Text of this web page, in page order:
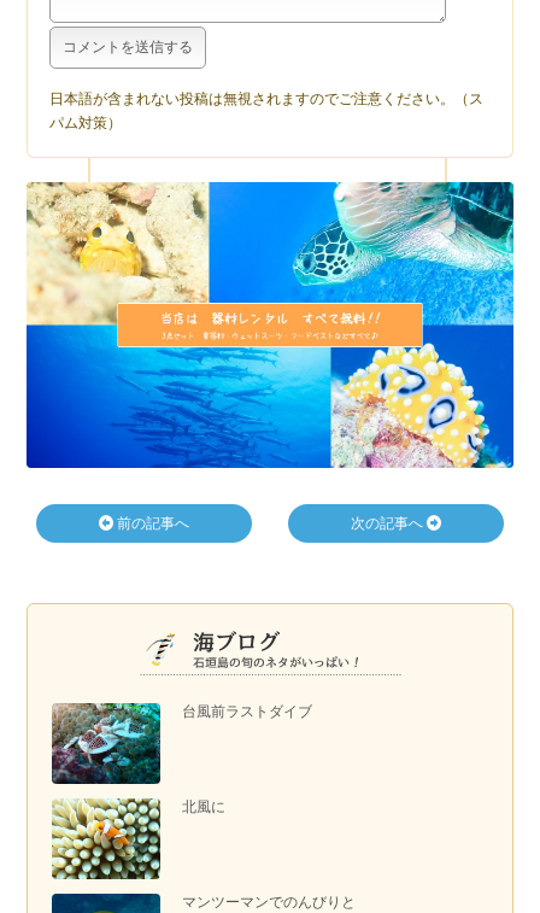
台風前ラストダイブ
北風に
マンツーマンでのんびりと
日本語が含まれない投稿は無視されますのでご注意ください。（ス
パム対策）
前の記事へ 次の記事へ